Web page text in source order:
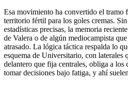
Esa movimiento ha convertido el tramo
territorio fértil para los goles cremas.
estadísticas precisas, la memoria
de Valera o de algún mediocampista
atrasado. La lógica táctica respalda lo
esquema de Universitario, con laterales
delantero que fija centrales, obliga a los
tomar decisiones bajo fatiga, y ahí